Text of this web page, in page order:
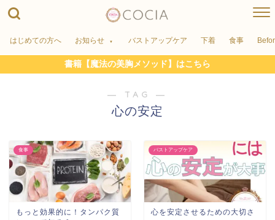
はじめての方へ お知らせ バストアップケア 下着 食事
書籍【魔法の美胸メソッド】はこちら
― TAG ―
心の安定
食事
もっと効果的に！タンパク質
バストアップケア
心を安定させるための大切さ